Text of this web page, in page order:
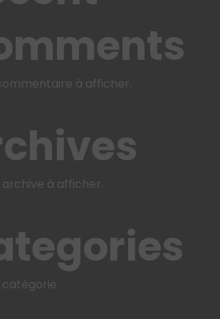
à afficher.
archive à afficher.
catégorie